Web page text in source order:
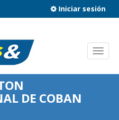
Iniciar sesión
DE COBAN